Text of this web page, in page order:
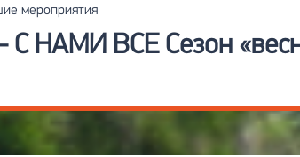
мероприятия
НАМИ ВСЕ Сезон